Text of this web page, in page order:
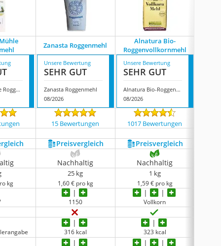
Zanasta Roggenmehl
Alnatura Bio-
Roggenvollkornmehl
Dorfner Mühle Roggenmehl
Unsere Bewertung
SEHR GUT
Zanasta Roggenmehl
08/2026
Unsere Bewertung
SEHR GUT
Alnatura Bio-Roggenvollkornmehl
08/2026
15 Bewertungen 1017 Bewertungen
Preis­vergleich Preis­vergleich
Nachhaltig Nachhaltig
kg
25 kg
1,60 € pro kg
1 kg
1,59 € pro kg
1150 Vollkorn
316 kcal 323 kcal